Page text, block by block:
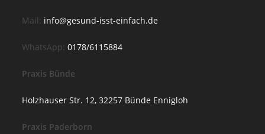
Mail: info@gesund-isst-einfach.de
WhatsApp:0178/6115884
Praxis Bünde
Holzhauser Str. 12, 32257 Bünde Ennigloh
Praxis Paderborn